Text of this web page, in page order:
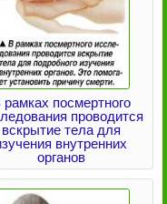
рамках посмертного
проводится
вскрытие тела для
внутренних
органов